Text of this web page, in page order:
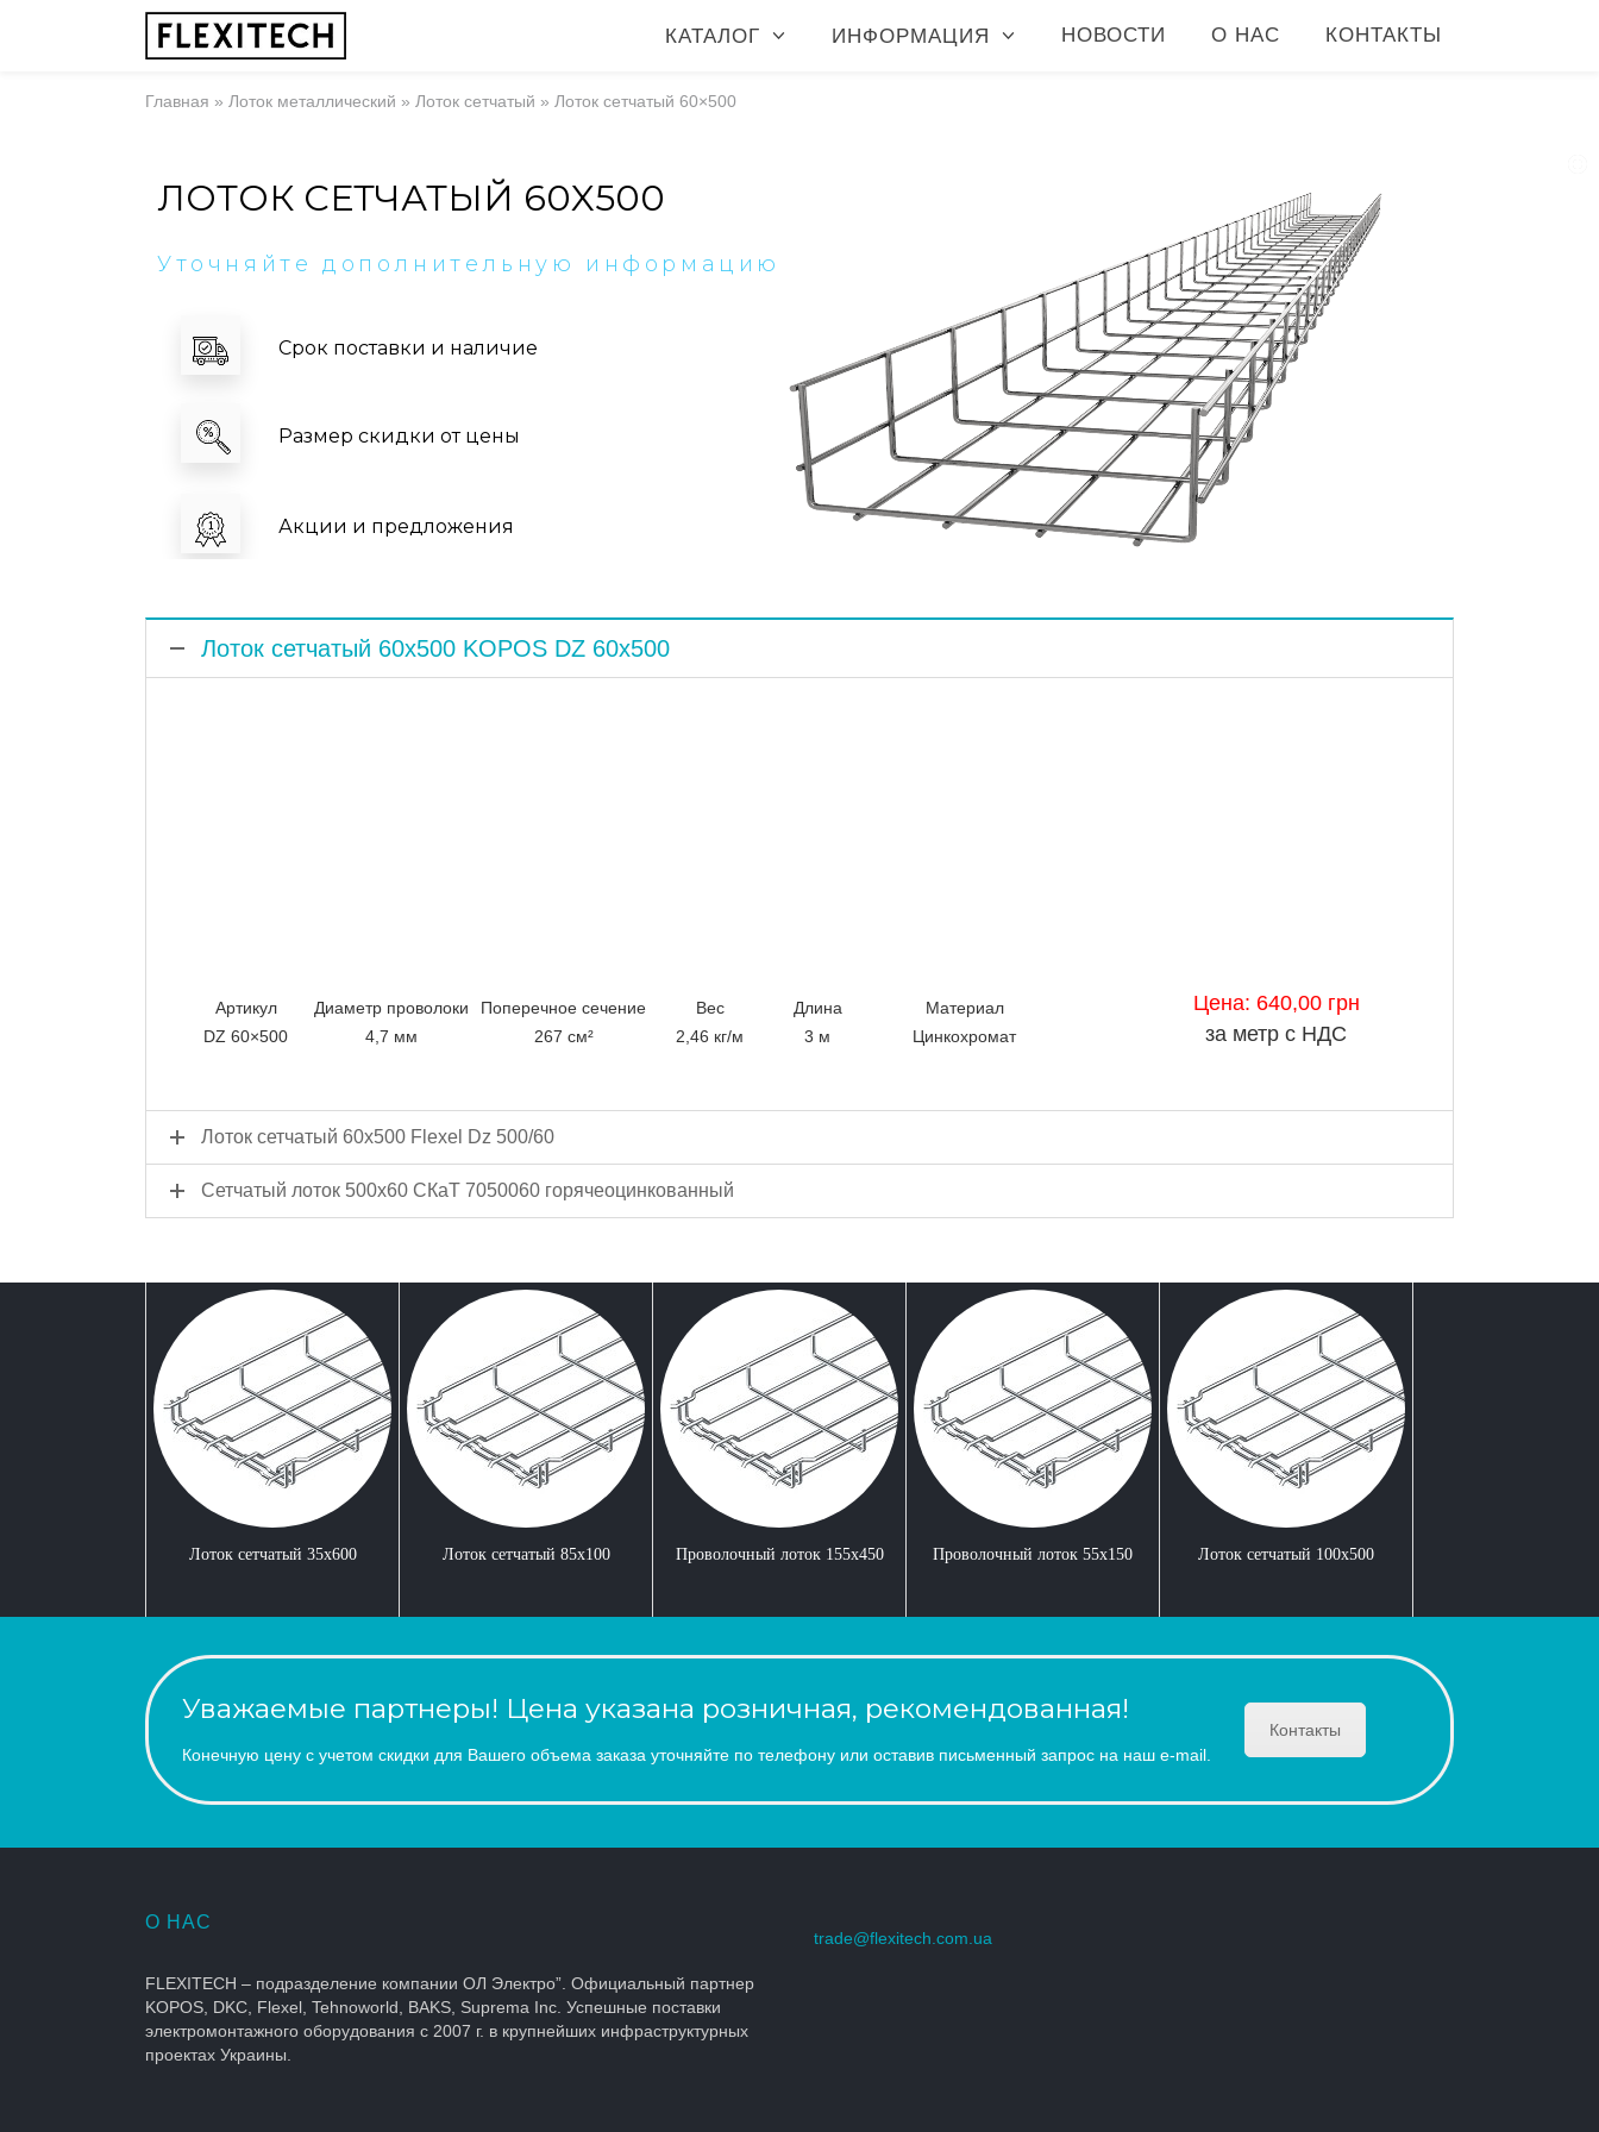
КАТАЛОГ ИНФОРМАЦИЯ НОВОСТИ О НАС КОНТАКТЫ
Главная » Лоток металлический » Лоток сетчатый » Лоток сетчатый 60×500
ЛОТОК СЕТЧАТЫЙ 60X500
Уточняйте дополнительную информацию
Срок поставки и наличие
Размер скидки от цены
Акции и предложения
Лоток сетчатый 60x500 KOPOS DZ 60x500
Артикул Диаметр проволоки Поперечное сечение Вес Длина
Материал
DZ 60×500
4,7 мм 267 см² 2,46 кг/м 3 м Цинкохромат
Цена: 640,00 грн
за метр с НДС
Лоток сетчатый 60x500 Flexel Dz 500/60
Сетчатый лоток 500x60 СКаТ 7050060 горячеоцинкованный
Лоток сетчатый 35x600 Лоток сетчатый 85x100 Проволочный лоток 155x450 Проволочный лоток 55x150 Лоток сетчатый 100x500
Уважаемые партнеры! Цена указана розничная, рекомендованная!
Конечную цену с учетом скидки для Вашего объема заказа уточняйте по телефону или оставив письменный запрос на наш e-mail.
Контакты
О НАС
FLEXITECH – подразделение компании ОЛ Электро”. Официальный партнер
KOPOS, DKC, Flexel, Tehnoworld, BAKS, Suprema Inc. Успешные поставки
электромонтажного оборудования с 2007 г. в крупнейших инфраструктурных
проектах Украины.
trade@flexitech.com.ua